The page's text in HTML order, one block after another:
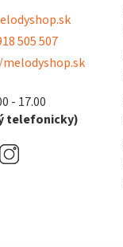
505 507
- 17.00
telefonicky)